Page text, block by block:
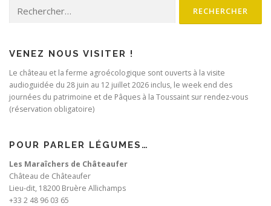
VENEZ NOUS VISITER !
Le château et la ferme agroécologique sont ouverts à la visite
audioguidée du 28 juin au 12 juillet 2026 inclus, le week end des
journées du patrimoine et de Pâques à la Toussaint sur rendez-vous
(réservation obligatoire)
POUR PARLER LÉGUMES…
Les Maraîchers de Châteaufer
Château de Châteaufer
Lieu-dit, 18200 Bruère Allichamps
+33 2 48 96 03 65